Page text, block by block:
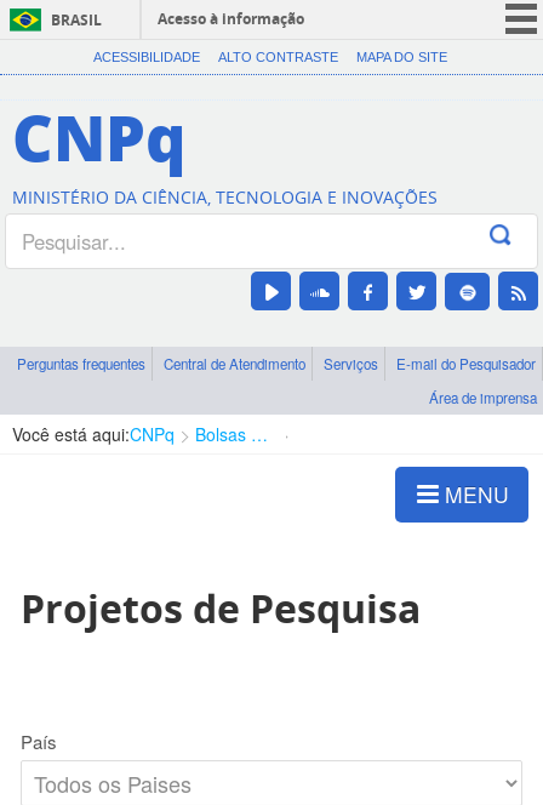
BRASIL
Acesso à informação
CORONAVÍRUS (COVID-19)
Canais
ACESSIBILIDADE ALTO CONTRASTE MAPA DO SITE
CNPq
MINISTÉRIO DA CIÊNCIA, TECNOLOGIA E INOVAÇÕES
Perguntas frequentes Central de Atendimento Serviços
E-mail do Pesquisador
Área de imprensa
Você está aqui:CNPq Bolsas e Auxílios Vigentes
MENU
Projetos de Pesquisa
País